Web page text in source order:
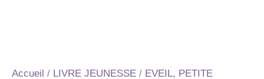
Accueil / LIVRE JEUNESSE / EVEIL, PETITE